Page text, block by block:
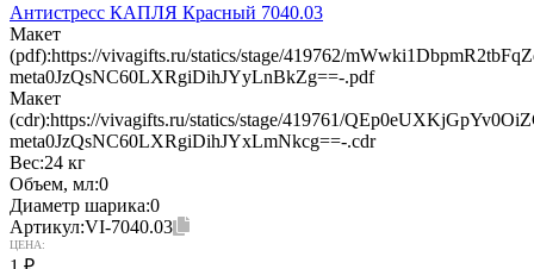
Антистресс КАПЛЯ Красный 7040.03
Макет
(pdf):https://vivagifts.ru/statics/stage/419762/
meta0JzQsNC60LXRgiDihJYyLnBkZg==-.pdf
Макет
(cdr):https://vivagifts.ru/statics/stage/419761/
meta0JzQsNC60LXRgiDihJYxLmNkcg==-.cdr
Вес:24 кг
Объем, мл:0
Диаметр шарика:0
Артикул:VI-7040.03
ЦЕНА: